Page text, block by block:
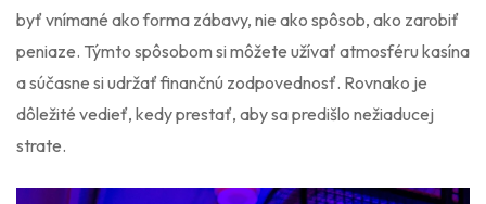
byť vnímané ako forma zábavy, nie ako spôsob, ako zarobiť
peniaze. Týmto spôsobom si môžete užívať atmosféru kasína
a súčasne si udržať finančnú zodpovednosť. Rovnako je
dôležité vedieť, kedy prestať, aby sa predišlo nežiaducej
strate.